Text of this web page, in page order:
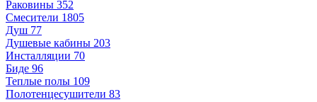
Раковины 352
Смесители 1805
Душ 77
Душевые кабины 203
Инсталляции 70
Биде 96
Теплые полы 109
Полотенцесушители 83